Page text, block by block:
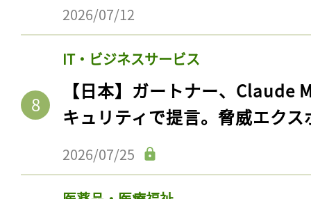
2026/07/12
IT・ビジネスサービス
【日本】ガートナー、Claude
キュリティで提言。脅威エク
2026/07/25